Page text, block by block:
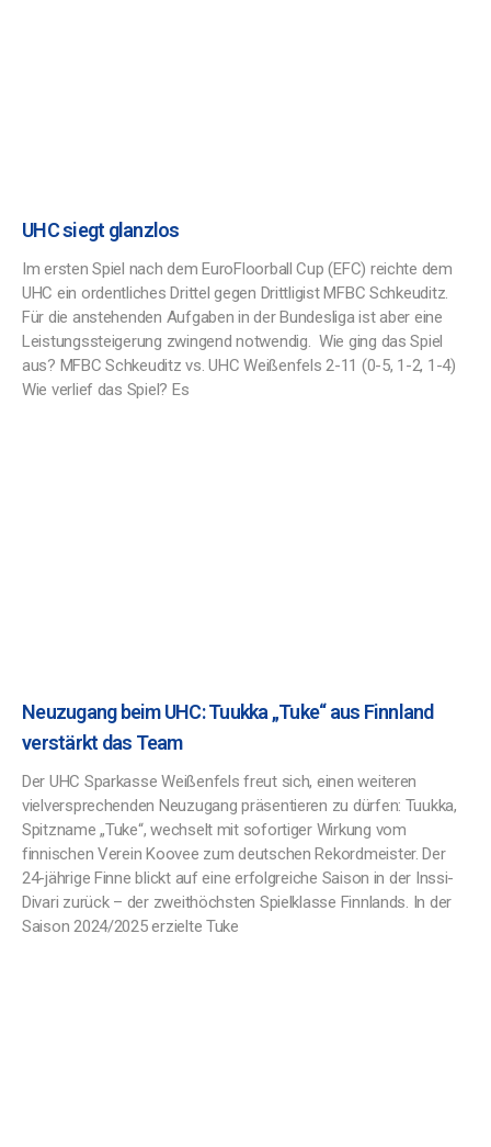
UHC siegt glanzlos
Im ersten Spiel nach dem EuroFloorball Cup (EFC) reichte dem
UHC ein ordentliches Drittel gegen Drittligist MFBC Schkeuditz.
Für die anstehenden Aufgaben in der Bundesliga ist aber eine
Leistungssteigerung zwingend notwendig. Wie ging das Spiel
aus? MFBC Schkeuditz vs. UHC Weißenfels 2-11 (0-5, 1-2, 1-4)
Wie verlief das Spiel? Es
Neuzugang beim UHC: Tuukka „Tuke“ aus Finnland
verstärkt das Team
Der UHC Sparkasse Weißenfels freut sich, einen weiteren
vielversprechenden Neuzugang präsentieren zu dürfen: Tuukka,
Spitzname „Tuke“, wechselt mit sofortiger Wirkung vom
finnischen Verein Koovee zum deutschen Rekordmeister. Der
24-jährige Finne blickt auf eine erfolgreiche Saison in der Inssi-
Divari zurück – der zweithöchsten Spielklasse Finnlands. In der
Saison 2024/2025 erzielte Tuke